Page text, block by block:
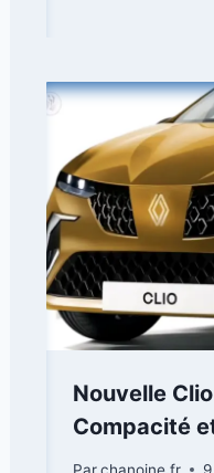
Nouvelle
Compacité
Parchanoine.fr